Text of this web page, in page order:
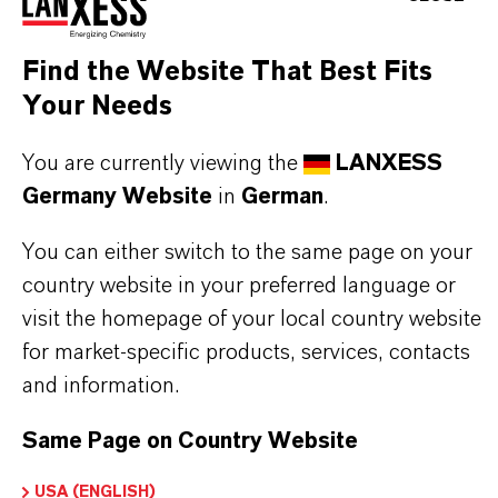
PRODUKTANWENDUNGEN
PRODUKTSYNONYME
PRODUKTDATENBLÄTTER
Hier können die Produktdatenblätter
heruntergeladen werden.
Nach Auswahl des Dropdowns erscheint ein
Technisches Datenblatt
Find the Website That Best Fits
Your Needs
You are currently viewing the
LANXESS
Germany Website in German.
You can either switch to the same page on your
country website in your preferred language or
visit the homepage of your local country website
for market-specific products, services, contacts
and information.
Same Page on Country Website
USA (ENGLISH)